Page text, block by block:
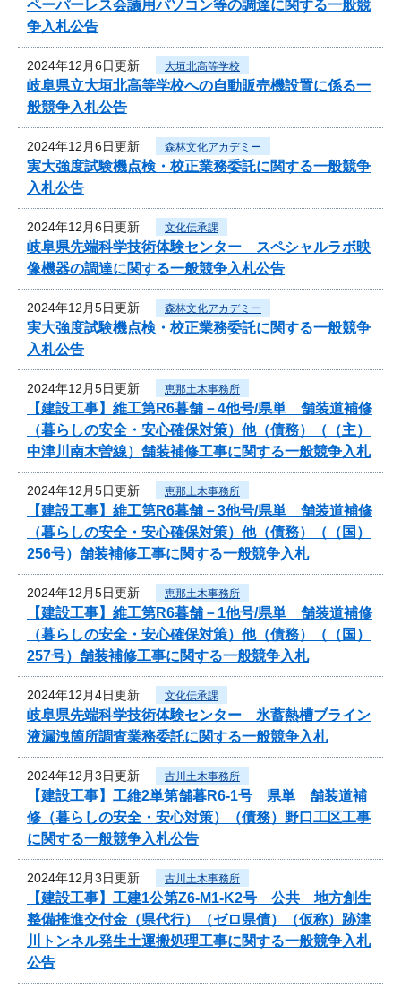
ペーパーレス会議用パソコン等の調達に関する一般競
争入札公告
2024年12月6日更新 大垣北高等学校
岐阜県立大垣北高等学校への自動販売機設置に係る一
般競争入札公告
2024年12月6日更新 森林文化アカデミー
実大強度試験機点検・校正業務委託に関する一般競争
入札公告
2024年12月6日更新 文化伝承課
岐阜県先端科学技術体験センター スペシャルラボ映
像機器の調達に関する一般競争入札公告
2024年12月5日更新 森林文化アカデミー
実大強度試験機点検・校正業務委託に関する一般競争
入札公告
2024年12月5日更新 恵那土木事務所
【建設工事】維工第R6暮舗－4他号/県単 舗装道補修
（暮らしの安全・安心確保対策）他（債務）（（主）
中津川南木曽線）舗装補修工事に関する一般競争入札
2024年12月5日更新 恵那土木事務所
【建設工事】維工第R6暮舗－3他号/県単 舗装道補修
（暮らしの安全・安心確保対策）他（債務）（（国）
256号）舗装補修工事に関する一般競争入札
2024年12月5日更新 恵那土木事務所
【建設工事】維工第R6暮舗－1他号/県単 舗装道補修
（暮らしの安全・安心確保対策）他（債務）（（国）
257号）舗装補修工事に関する一般競争入札
2024年12月4日更新 文化伝承課
岐阜県先端科学技術体験センター 氷蓄熱槽ブライン
液漏洩箇所調査業務委託に関する一般競争入札
2024年12月3日更新 古川土木事務所
【建設工事】工維2単第舗暮R6-1号 県単 舗装道補
修（暮らしの安全・安心対策）（債務）野口工区工事
に関する一般競争入札公告
2024年12月3日更新 古川土木事務所
【建設工事】工建1公第Z6-M1-K2号 公共 地方創生
整備推進交付金（県代行）（ゼロ県債）（仮称）跡津
川トンネル発生土運搬処理工事に関する一般競争入札
公告